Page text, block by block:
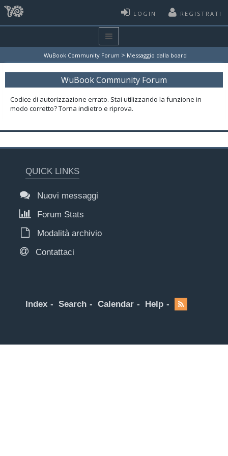
LOGIN REGISTRATI
WuBook Community Forum > Messaggio dalla board
WuBook Community Forum
Codice di autorizzazione errato. Stai utilizzando la funzione in
modo corretto? Torna indietro e riprova.
QUICK LINKS
Nuovi messaggi
Forum Stats
Modalità archivio
Contattaci
Index Search Calendar Help